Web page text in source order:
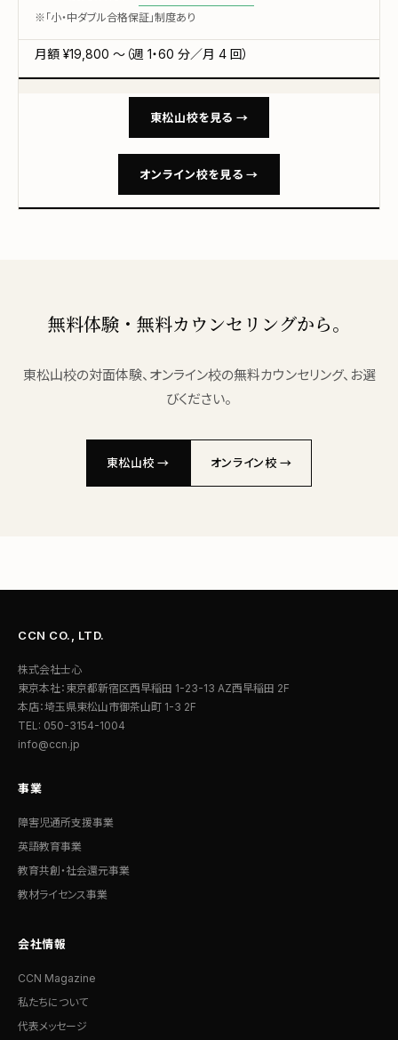
※「小・中ダブル合格保証」制度あり
月額 ¥19,800 〜（週 1・60 分／月 4 回）
東松山校を見る →
オンライン校を見る →
無料体験・無料カウンセリングから。
東松山校の対面体験、オンライン校の無料カウンセリング、お選
びください。
東松山校 → オンライン校 →
CCN CO., LTD.
株式会社士心
東京本社：東京都新宿区西早稲田 1-23-13 AZ西早稲田 2F
本店：埼玉県東松山市御茶山町 1-3 2F
TEL: 050-3154-1004
info@ccn.jp
事業
障害児通所支援事業
英語教育事業
教育共創・社会還元事業
教材ライセンス事業
会社情報
CCN Magazine
私たちについて
代表メッセージ